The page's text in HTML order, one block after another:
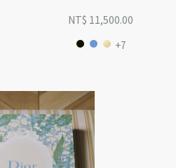
NT$ 11,500.00
+7